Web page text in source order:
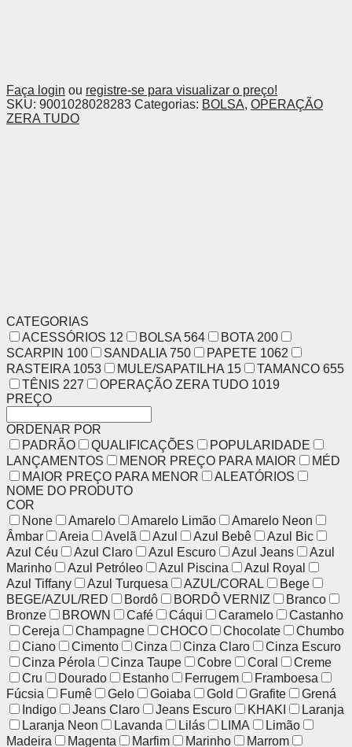
Faça login ou registre-se para visualizar o preço!
SKU: 9001028028283 Categorias: BOLSA, OPERAÇÃO
ZERA TUDO
CATEGORIAS
ACESSÓRIOS 12 BOLSA 564 BOTA 200
SCARPIN 100 SANDALIA 750 PAPETE 1062
RASTEIRA 1053 MULE/SAPATILHA 15 TAMANCO 655
TÊNIS 227 OPERAÇÃO ZERA TUDO 1019
PREÇO
ORDENAR POR
PADRÃO
QUALIFICAÇÕES
POPULARIDADE
LANÇAMENTOS
MENOR PREÇO PARA MAIOR
MÉD
MAIOR PREÇO PARA MENOR
ALEATÓRIOS
NOME DO PRODUTO
COR
None
Amarelo Amarelo Limão
Amarelo Neon
Âmbar
Areia Avelã Azul Azul Bebê
Azul Bic
Azul Céu
Azul Claro Azul Escuro Azul Jeans
Azul
Marinho
Azul Petróleo Azul Piscina
Azul Royal
Azul Tiffany
Azul Turquesa AZUL/CORAL
Bege
BEGE/AZUL/RED
Bordô BORDÔ VERNIZ
Branco
Bronze
BROWN Café Cáqui Caramelo
Castanho
Cereja
Champagne CHOCO Chocolate
Chumbo
Ciano
Cimento Cinza Cinza Claro
Cinza Escuro
Cinza Pérola
Cinza Taupe Cobre Coral
Creme
Cru
Dourado Estanho Ferrugem
Framboesa
Fúcsia
Fumê Gelo Goiaba Gold Grafite
Grená
Indigo
Jeans Claro Jeans Escuro KHAKI
Laranja
Laranja Neon
Lavanda Lilás LIMA
Limão
Madeira
Magenta Marfim Marinho Marrom